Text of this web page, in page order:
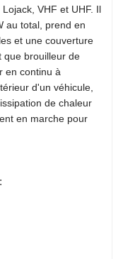
VHF et UHF. Il
au total, prend en
et une couverture
que brouilleur de
en continu à
d'un véhicule,
de chaleur
en marche pour